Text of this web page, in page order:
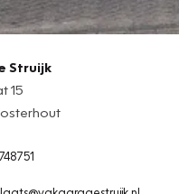
Struijk
15